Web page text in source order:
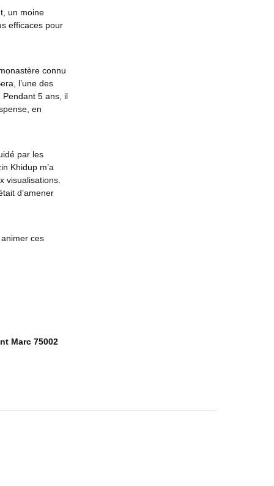
un moine
efficaces pour
connu
l’une des
Pendant 5 ans, il
en
par les
Khidup m’a
visualisations.
d’amener
ces
Marc 75002